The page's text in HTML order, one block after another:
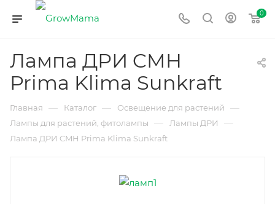
0
Лампа ДРИ CMH
Prima Klima Sunkraft
Главная — Каталог — Освещение для растений —
Лампы для растений, фитолампы — Лампы ДРИ —
Лампа ДРИ CMH Prima Klima Sunkraft